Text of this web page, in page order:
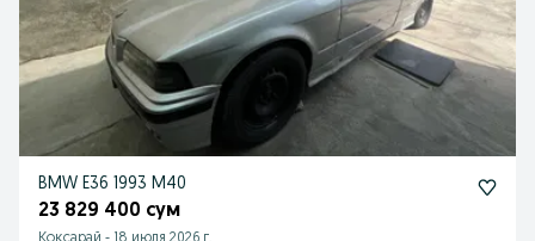
BMW E36 1993 M40
23 829 400 сум